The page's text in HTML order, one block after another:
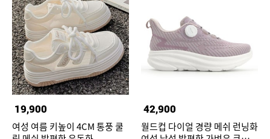
19,900
여성 여름 키높이 4CM 통풍 쿨
42,900
월드컵 다이얼 경량 메쉬 런닝화